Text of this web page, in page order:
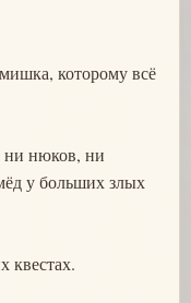
которому всё
ни нюков, ни
у больших злых
квестах.